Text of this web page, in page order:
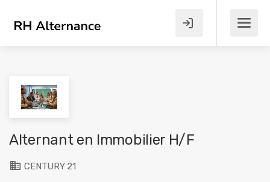
Alternant en Immobilier H/F
CENTURY 21